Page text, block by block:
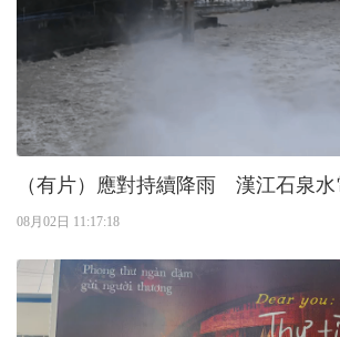
（有片）應對持續降雨 漢江石泉
08月02日 11:17:18